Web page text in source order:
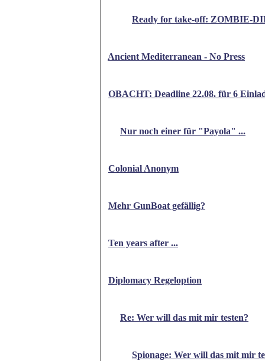
Ready for take-off: ZOMBIE-
Ancient Mediterranean - No Press
OBACHT: Deadline 22.08. für 6
Nur noch einer für "Payola" ...
Colonial Anonym
Mehr GunBoat gefällig?
Ten years after ...
Diplomacy Regeloption
Re: Wer will das mit mir testen?
Spionage: Wer will das mit mir